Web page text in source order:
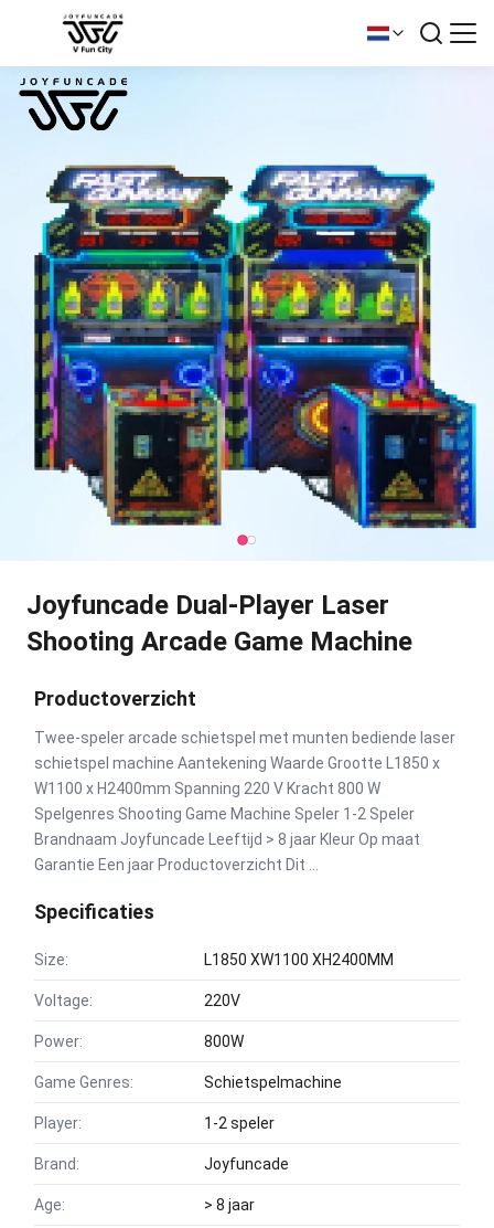
Joyfuncade Dual-Player Laser
Shooting Arcade Game Machine
Productoverzicht
Twee-speler arcade schietspel met munten bediende laser
schietspel machine Aantekening Waarde Grootte L1850 x
W1100 x H2400mm Spanning 220 V Kracht 800 W
Spelgenres Shooting Game Machine Speler 1-2 Speler
Brandnaam Joyfuncade Leeftijd > 8 jaar Kleur Op maat
Garantie Een jaar Productoverzicht Dit ...
Specificaties
Size: L1850 XW1100 XH2400MM
Voltage: 220V
Power: 800W
Game Genres: Schietspelmachine
Player: 1-2 speler
Brand: Joyfuncade
Age: > 8 jaar